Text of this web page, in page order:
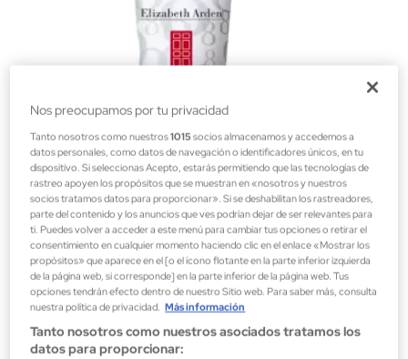
Elizabeth Arden
EIGHT HOUR CREAM 50ML
Crema de día
23,40 €
Nos preocupamos por tu privacidad
Tanto nosotros como nuestros1015 socios almacenamos y accedemos a
datos personales, como datos de navegación o identificadores únicos, en tu
dispositivo. Si seleccionas Acepto, estarás permitiendo que las tecnologías de
rastreo apoyen los propósitos que se muestran en «nosotros y nuestros
socios tratamos datos para proporcionar». Si se deshabilitan los rastreadores,
parte del contenido y los anuncios que ves podrían dejar de ser relevantes para
ti. Puedes volver a acceder a este menú para cambiar tus opciones o retirar el
consentimiento en cualquier momento haciendo clic en el enlace «Mostrar los
propósitos» que aparece en el [o el ícono flotante en la parte inferior izquierda
de la página web, si corresponde] en la parte inferior de la página web. Tus
opciones tendrán efecto dentro de nuestro Sitio web. Para saber más, consulta
nuestra política de privacidad. Más información
Tanto nosotros como nuestros asociados tratamos los
datos para proporcionar: